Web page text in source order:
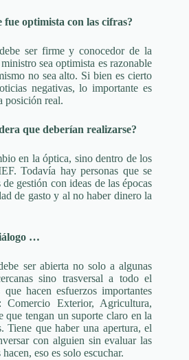
optimista con las cifras?
ser firme y conocedor de la
sea optimista es razonable
no sea alto. Si bien es cierto
negativas, lo importante es
posición real.
que deberían realizarse?
en la óptica, sino dentro de los
Todavía hay personas que se
gestión con ideas de las épocas
de gasto y al no haber dinero la
…
ser abierta no solo a algunas
sino trasversal a todo el
hacen esfuerzos importantes
Exterior, Agricultura,
que tengan un suporte claro en la
Tiene que haber una apertura, el
con alguien sin evaluar las
eso es solo escuchar.